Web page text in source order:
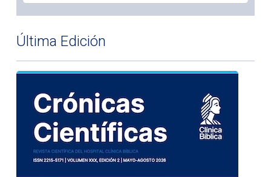
Última Edición